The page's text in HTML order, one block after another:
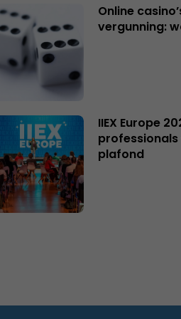
Online
vergunning:
IIEX Europe
plafond